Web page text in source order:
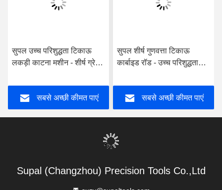
सुपल उच्च परिशुद्धता टिकाऊ
लकड़ी काटना मशीन - शीर्ष ग्रेड
मिल
सबसे अच्छी कीमत पाएं
सुपल शीर्ष गुणवत्ता टिकाऊ
कार्बाइड रॉड - उच्च परिशुद्धता
उपकरण
सबसे अच्छी कीमत पाएं
Supal (Changzhou) Precision Tools Co.,Ltd